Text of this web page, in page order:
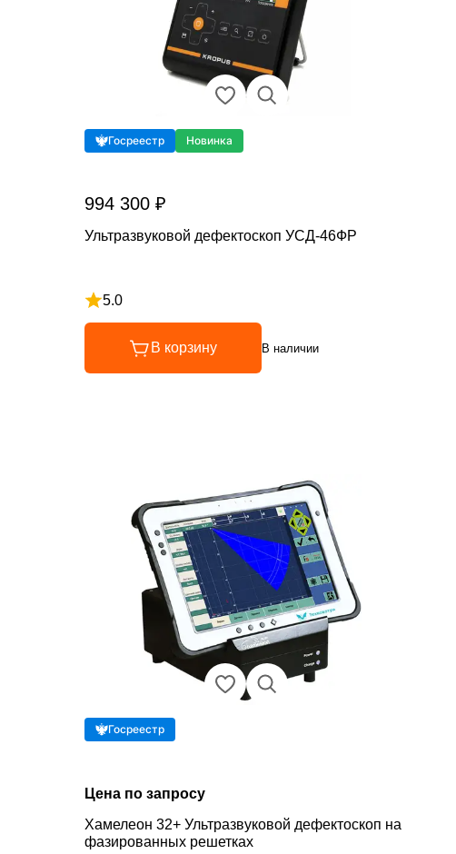
Госреестр Новинка
994 300 ₽
Ультразвуковой дефектоскоп УСД-46ФР
5.0
Рейтинг 5 из 5
В корзину В наличии
Госреестр
Цена по запросу
Хамелеон 32+ Ультразвуковой дефектоскоп на
фазированных решетках